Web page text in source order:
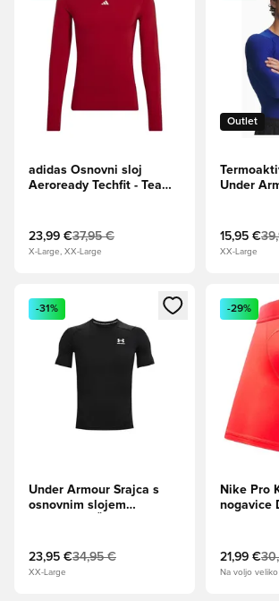
adidas Osnovni sloj
Aeroready Techfit - Team
23,99 €37,95 €
X-Large, XX-Large
Outlet
Under
15,95 €
XX-Large
Odpre Modal za prijavo ali vpis kot član
-31%
Under Armour Srajca s
osnovnim slojem
23,95 €34,95 €
XX-Large
Odpre
-29%
Nike Pro
nogavice
21,99 €
Na voljo